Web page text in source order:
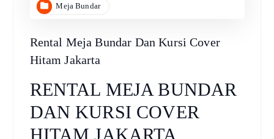
Meja Bundar
Rental Meja Bundar Dan Kursi Cover
Hitam Jakarta
RENTAL MEJA BUNDAR
DAN KURSI COVER
HITAM JAKARTA